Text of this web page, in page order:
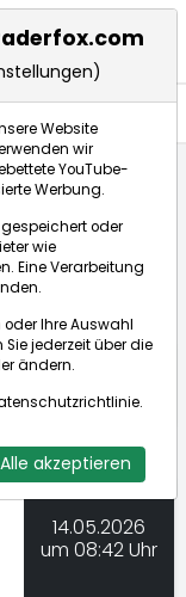
Carl Zeiss ...
AFX COMPACT
14.05.2026
um 08:42 Uhr
Website
wir
YouTube-
Werbung.
oder
wie
Eine Verarbeitung
oder Ihre Auswahl
jederzeit über die
ändern.
.
Alle akzeptieren